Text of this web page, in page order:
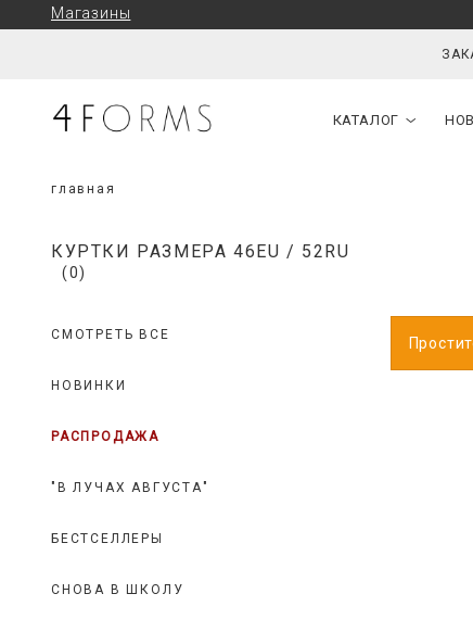
Магазины
КАТАЛОГ
главная
КУРТКИ РАЗМЕРА 46EU / 52RU
(0)
СМОТРЕТЬ ВСЕ
НОВИНКИ
РАСПРОДАЖА
"В ЛУЧАХ АВГУСТА"
БЕСТСЕЛЛЕРЫ
СНОВА В ШКОЛУ